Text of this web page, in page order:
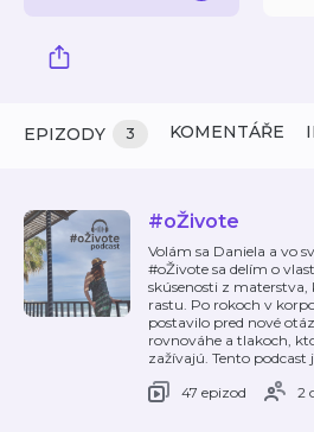
EPIZODY 3 KOMENTÁŘE
#oŽivote
Volám sa Daniela a vo
#oŽivote sa delím o
skúsenosti z materstva,
rastu. Po rokoch v
postavilo pred nové
rovnováhe a tlakoch,
zažívajú. Tento podcast j
47 epizod
2